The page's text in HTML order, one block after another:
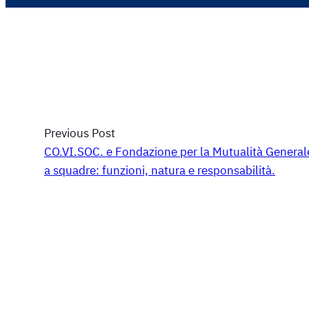
Previous Post
CO.VI.SOC. e Fondazione per la Mutualità
a squadre: funzioni, natura e responsabilità.